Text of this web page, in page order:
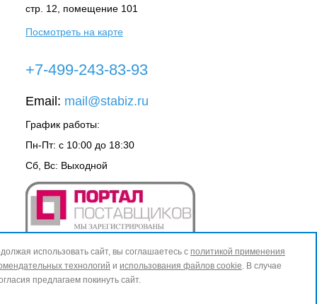
стр. 12, помещение 101
Посмотреть на карте
+7-499-243-83-93
Email: mail@stabiz.ru
График работы:
Пн-Пт: с 10:00 до 18:30
Сб, Вс: Выходной
использовать сайт, вы соглашаетесь с политикой применения
технологий и использования файлов cookie. В случае
предлагаем покинуть сайт.